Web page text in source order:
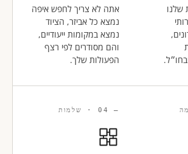
שלנו
אתה לא צריך לחפש איפה
נמצא כל אביזר, הציוד
נמצא במקומות ייעודיים,
והם מסודרים לפי רצף
הפעולות שלך.
— 04 · שלמות